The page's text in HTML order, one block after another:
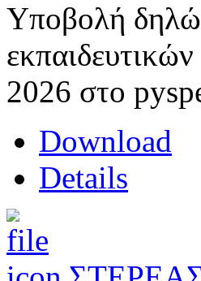
Υποβολή
2026 στο
Download
Details